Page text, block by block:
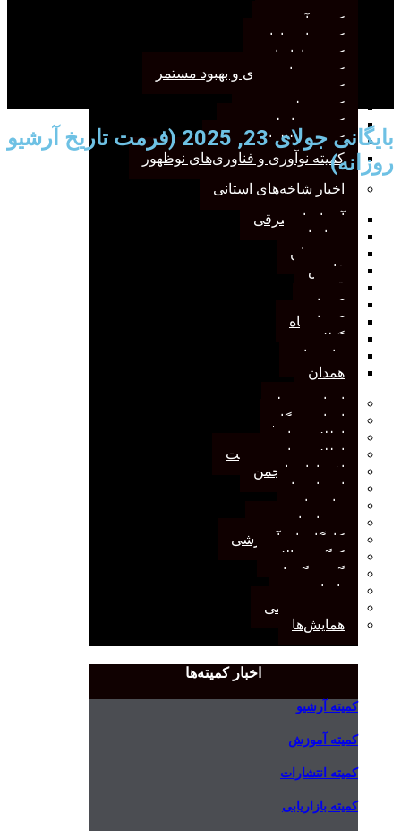
کمیته آموزش
کمیته انتشارات
کمیته بازاریابی
کمیته برنامه‌ریزی و بهبود مستمر
کمیته پژوهش
کمیته علم سنجی
کمیته روابط‌عمومی
کمیته مطالعات صنفی
کمیته نوآوری و فناوری‌های نوظهور
اخبار شاخه‌های استانی
آذربایجان‌شرقی
خراسان
خوزستان
فارس
قم
کرمان
کرمانشاه
گیلان
مازندران
همدان
اخبار مرتبط
اخبار وب‌گاه
اطلاعیه‌ها
اطلاعیه‌های عضویت
افتخارات انجمن
انتصاب‌ها
بیانیه‌ها
رویدادهای مهم
کارگاه‌های آموزشی
کنگره سالانه
گفت‌وگوها
یادداشت
مجمع عمومی
همایش‌ها
اخبار کمیته‌ها
کمیته آرشیو
کمیته آموزش
کمیته انتشارات
کمیته بازاریابی
بایگانی جولای 23, 2025 (فرمت تاریخ آرشیو
روزانه)